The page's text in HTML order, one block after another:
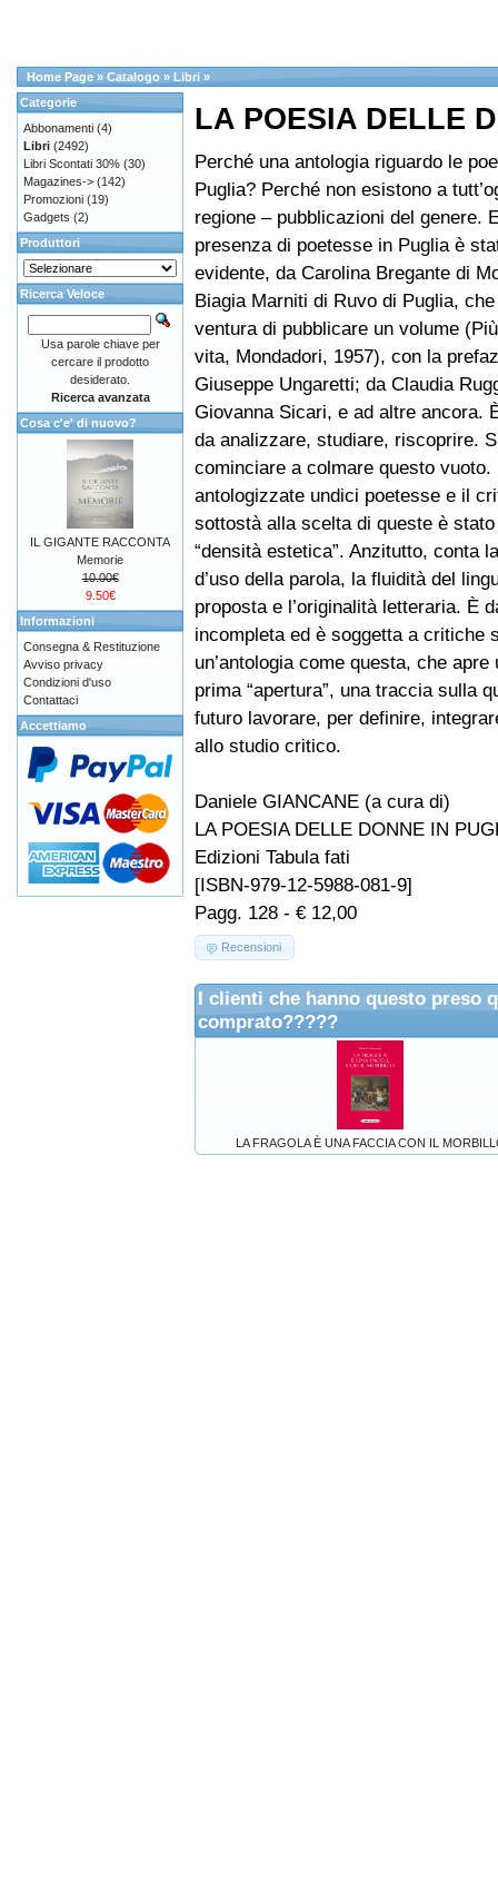
Home Page » Catalogo » Libri »
LA POESIA DELLE
Perché una antologia riguardo le
Puglia? Perché non esistono a
regione – pubblicazioni del genere.
presenza di poetesse in Puglia è
evidente, da Carolina Bregante di
Biagia Marniti di Ruvo di Puglia,
ventura di pubblicare un volume
vita, Mondadori, 1957), con la
Giuseppe Ungaretti; da Claudia
Giovanna Sicari, e ad altre ancora.
da analizzare, studiare, riscoprire.
cominciare a colmare questo vuoto.
antologizzate undici poetesse e il
sottostà alla scelta di queste è
“densità estetica”. Anzitutto, conta
d’uso della parola, la fluidità del
proposta e l’originalità letteraria. È
incompleta ed è soggetta a critiche
un’antologia come questa, che
prima “apertura”, una traccia sulla
futuro lavorare, per definire,
allo studio critico.
Daniele GIANCANE (a cura di)
LA POESIA DELLE DONNE IN
Edizioni Tabula fati
[ISBN-979-12-5988-081-9]
Pagg. 128 - € 12,00
Recensioni
I clienti che hanno questo preso
comprato?????
LA FRAGOLA È UNA FACCIA CON IL
Categorie
Abbonamenti (4)
Libri (2492)
Libri Scontati 30% (30)
Magazines-> (142)
Promozioni (19)
Gadgets (2)
Produttori
Ricerca Veloce
Usa parole chiave per
cercare il prodotto
desiderato.
Ricerca avanzata
Cosa c'e' di nuovo?
IL GIGANTE RACCONTA
Memorie
10.00€
9.50€
Informazioni
Consegna & Restituzione
Avviso privacy
Condizioni d'uso
Contattaci
Accettiamo